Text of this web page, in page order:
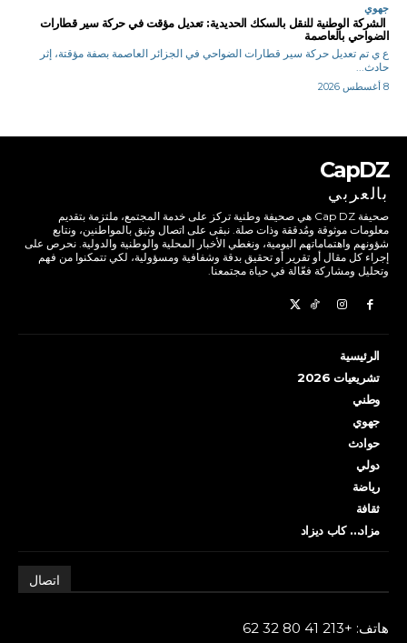
جهوي
الشركة الوطنية للنقل بالسكك الحديدية: تعديل مؤقت في حركة سير قطارات
الضواحي بالعاصمة
ع ي تم تعديل حركة سير قطارات الضواحي في الجزائر العاصمة بصفة مؤقتة، إثر
حادث...
8 أغسطس 2026
CapDZ
بالعربي
صحيفة Cap DZ هي صحيفة وطنية تركز على خدمة المجتمع، ملتزمة بتقديم
معلومات موثوقة ومُدققة وذات صلة. نبقى على اتصال وثيق بالمواطنين، ونتابع
شؤونهم واهتماماتهم اليومية، ونغطي الأخبار المحلية والوطنية والدولية. نحرص على
إجراء كل مقال أو تقرير أو تحقيق بدقة وشفافية ومسؤولية، لكي تتمكنوا من فهم
وتحليل ومشاركة فعّالة في حياة مجتمعنا.
الرئيسية
تشريعيات 2026
وطني
جهوي
حوادث
دولي
رياضة
ثقافة
مزاد… كاب ديزاد
اتصال
هاتف: +213 41 80 32 62